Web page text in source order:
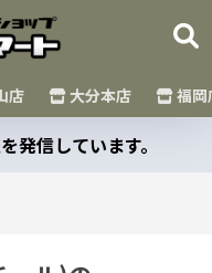
店 大分本店 福岡
発信しています。